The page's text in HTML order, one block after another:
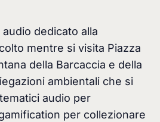
dedicato alla
mentre si visita Piazza
della Barcaccia e della
ambientali che si
audio per
per collezionare